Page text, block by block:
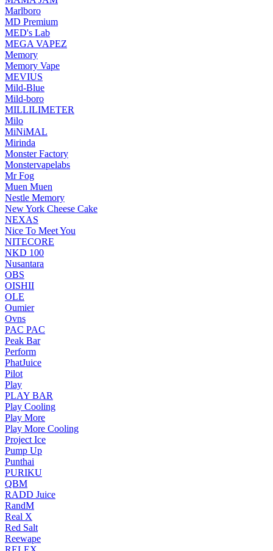
Marlboro
MD Premium
MED's Lab
MEGA VAPEZ
Memory
Memory Vape
MEVIUS
Mild-Blue
Mild-boro
MILLILIMETER
Milo
MiNiMAL
Mirinda
Monster Factory
Monstervapelabs
Mr Fog
Muen Muen
Nestle Memory
New York Cheese Cake
NEXAS
Nice To Meet You
NITECORE
NKD 100
Nusantara
OBS
OISHII
OLE
Oumier
Ovns
PAC PAC
Peak Bar
Perform
PhatJuice
Pilot
Play
PLAY BAR
Play Cooling
Play More
Play More Cooling
Project Ice
Pump Up
Punthai
PURIKU
QBM
RADD Juice
RandM
Real X
Red Salt
Reewape